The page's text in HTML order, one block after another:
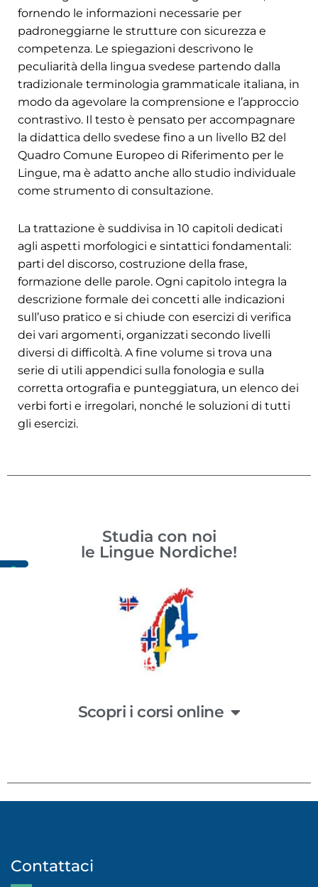
fornendo le informazioni necessarie per
padroneggiarne le strutture con sicurezza e
competenza. Le spiegazioni descrivono le
peculiarità della lingua svedese partendo dalla
tradizionale terminologia grammaticale italiana, in
modo da agevolare la comprensione e l’approccio
contrastivo. Il testo è pensato per accompagnare
la didattica dello svedese fino a un livello B2 del
Quadro Comune Europeo di Riferimento per le
Lingue, ma è adatto anche allo studio individuale
come strumento di consultazione.
La trattazione è suddivisa in 10 capitoli dedicati
agli aspetti morfologici e sintattici fondamentali:
parti del discorso, costruzione della frase,
formazione delle parole. Ogni capitolo integra la
descrizione formale dei concetti alle indicazioni
sull’uso pratico e si chiude con esercizi di verifica
dei vari argomenti, organizzati secondo livelli
diversi di difficoltà. A fine volume si trova una
serie di utili appendici sulla fonologia e sulla
corretta ortografia e punteggiatura, un elenco dei
verbi forti e irregolari, nonché le soluzioni di tutti
gli esercizi.
Studia con noi
le Lingue Nordiche!
Scopri i corsi online
Contattaci